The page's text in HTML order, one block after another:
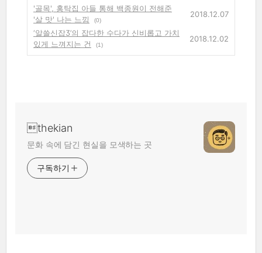
'골목', 홍탁집 아들 통해 백종원이 전해준
'살 맛' 나는 느낌
(0)
2018.12.07
‘알쓸신잡3’의 잡다한 수다가 신비롭고 가치
있게 느껴지는 건
(1)
2018.12.02
thekian
문화 속에 담긴 현실을 모색하는 곳
구독하기